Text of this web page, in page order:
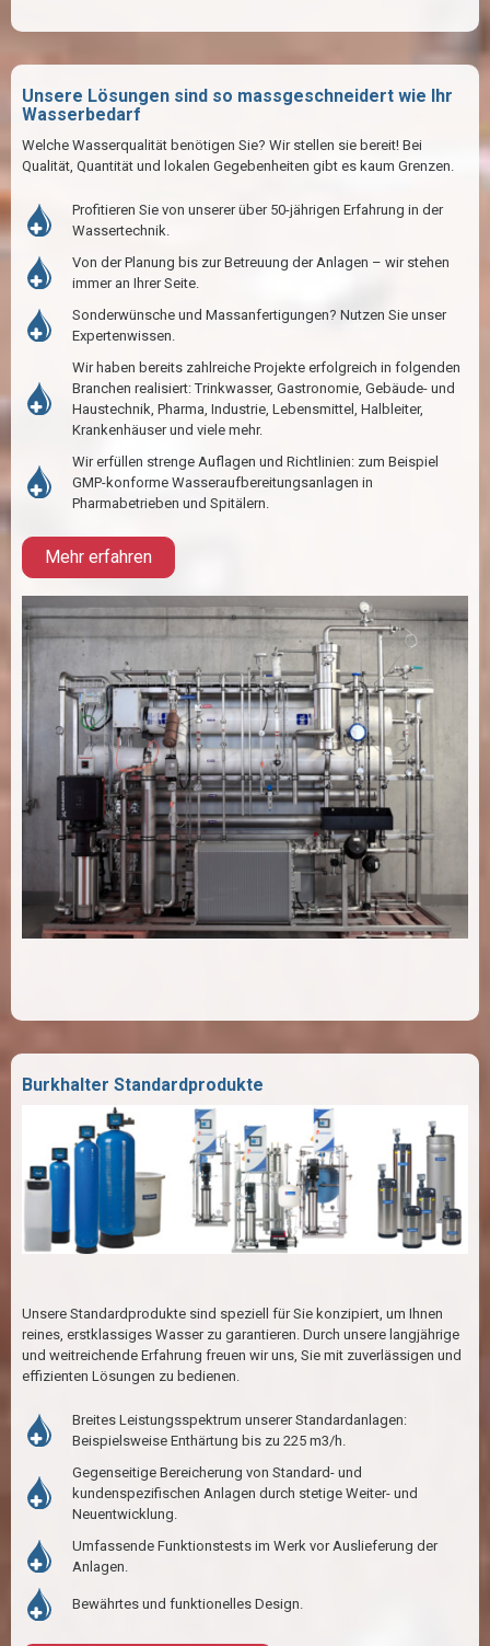
Unsere Lösungen sind so massgeschneidert wie Ihr
Wasserbedarf
Welche Wasserqualität benötigen Sie? Wir stellen sie bereit! Bei
Qualität, Quantität und lokalen Gegebenheiten gibt es kaum Grenzen.
Profitieren Sie von unserer über 50-jährigen Erfahrung in der
Wassertechnik.
Von der Planung bis zur Betreuung der Anlagen – wir stehen
immer an Ihrer Seite.
Sonderwünsche und Massanfertigungen? Nutzen Sie unser
Expertenwissen.
Wir haben bereits zahlreiche Projekte erfolgreich in folgenden
Branchen realisiert: Trinkwasser, Gastronomie, Gebäude- und
Haustechnik, Pharma, Industrie, Lebensmittel, Halbleiter,
Krankenhäuser und viele mehr.
Wir erfüllen strenge Auflagen und Richtlinien: zum Beispiel
GMP-konforme Wasseraufbereitungsanlagen in
Pharmabetrieben und Spitälern.
Mehr erfahren
Burkhalter Standardprodukte
Unsere Standardprodukte sind speziell für Sie konzipiert, um Ihnen
reines, erstklassiges Wasser zu garantieren. Durch unsere langjährige
und weitreichende Erfahrung freuen wir uns, Sie mit zuverlässigen und
effizienten Lösungen zu bedienen.
Breites Leistungsspektrum unserer Standardanlagen:
Beispielsweise Enthärtung bis zu 225 m3/h.
Gegenseitige Bereicherung von Standard- und
kundenspezifischen Anlagen durch stetige Weiter- und
Neuentwicklung.
Umfassende Funktionstests im Werk vor Auslieferung der
Anlagen.
Bewährtes und funktionelles Design.